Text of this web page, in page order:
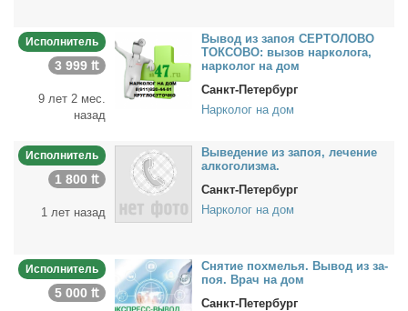
Исполнитель
3 999 ₶
9 лет 2 мес.
назад
Вы­вод из за­поя СЕРТОЛОВО
ТОКСОВО: вы­зов нар­ко­ло­га,
нар­ко­лог на дом
Санкт-Петербург
Нарколог на дом
Исполнитель
1 800 ₶
1 лет назад
Вы­ве­де­ние из за­поя, ле­че­ние
ал­ко­го­лиз­ма.
Санкт-Петербург
Нарколог на дом
Исполнитель
5 000 ₶
Сня­тие по­хме­лья. Вы­вод из за­
поя. Врач на дом
Санкт-Петербург